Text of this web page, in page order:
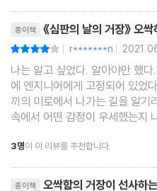
는 생각이 들면서
종이책 《심판의 날의 거장》 오
| r*******n |
나는 알고 싶었다. 알아야만 했
에 엔지니어에게 고정되어 있었
끼의 미로에서 나가는 길을 알기
속에서 어떤 감정이 우세했는지
었는지 흥분이었는지 짜증이었
마음속에서 무엇이 일어났든 간에
3명이 이 리뷰를 추천합니다.
종이책 오싹함의 거장이 선사하